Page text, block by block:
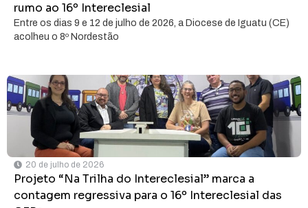
rumo ao 16º Intereclesial
Entre os dias 9 e 12 de julho de 2026, a Diocese de Iguatu (CE)
acolheu o 8º Nordestão
20 de julho de 2026
Projeto “Na Trilha do Intereclesial” marca a
contagem regressiva para o 16º Intereclesial das